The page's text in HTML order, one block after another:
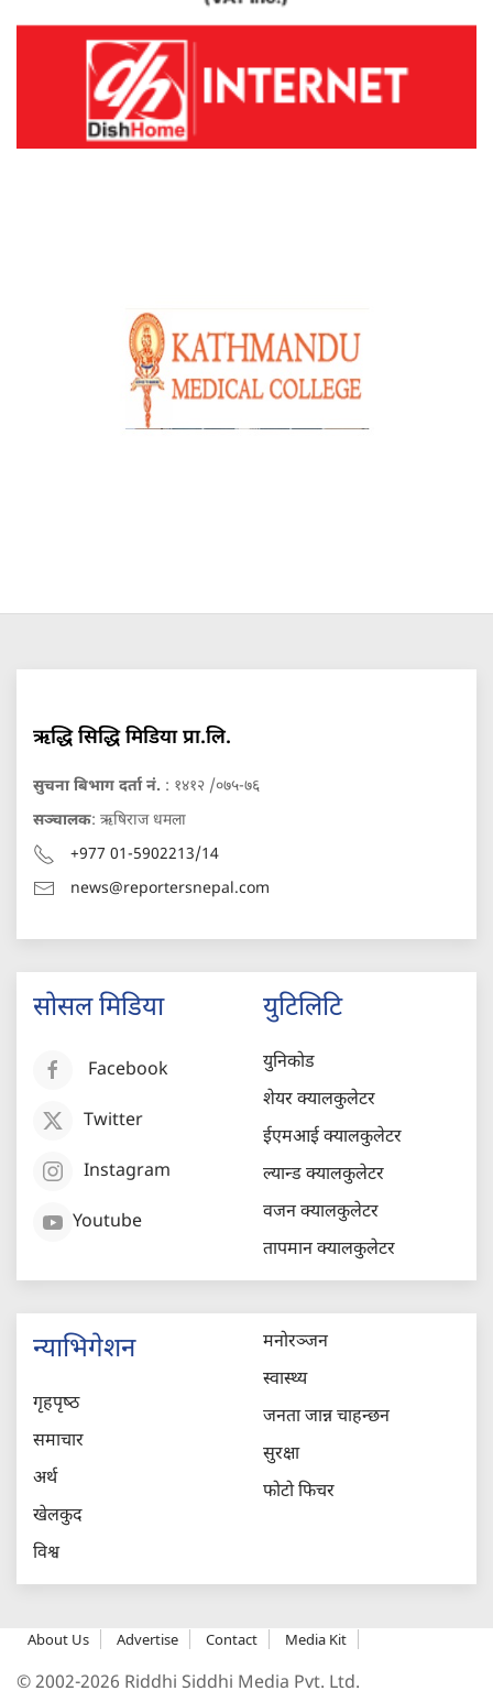
ऋद्धि सिद्धि मिडिया प्रा.लि.
सुचना बिभाग दर्ता नं. : १४१२ /०७५-७६
सञ्चालक: ऋषिराज धमला
+977 01-5902213/14
news@reportersnepal.com
सोसल मिडिया
Facebook
Twitter
Instagram
Youtube
युटिलिटि
युनिकोड
शेयर क्यालकुलेटर
ईएमआई क्यालकुलेटर
ल्यान्ड क्यालकुलेटर
वजन क्यालकुलेटर
तापमान क्यालकुलेटर
न्याभिगेशन
गृहपृष्‍ठ
समाचार
अर्थ
खेलकुद
विश्व
मनोरञ्जन
स्वास्थ्य
जनता जान्न चाहन्छन
सुरक्षा
फोटो फिचर
About Us Advertise Contact Media Kit
© 2002-2026 Riddhi Siddhi Media Pvt. Ltd.